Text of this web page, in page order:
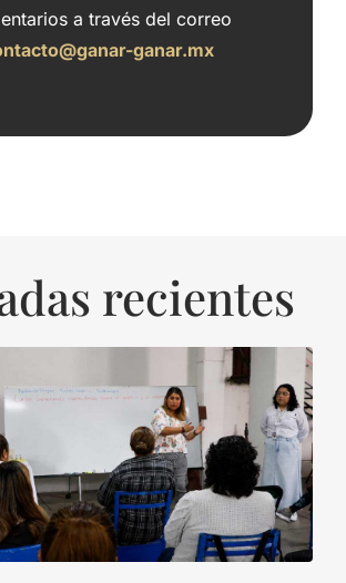
a través del correo
ganar.mx
recientes